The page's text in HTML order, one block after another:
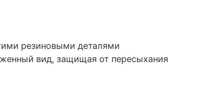
резиновыми деталями
вид, защищая от пересыхания